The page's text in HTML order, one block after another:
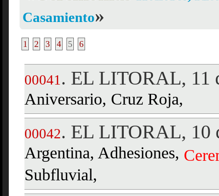
Casamiento»
1 2 3 4 5 6
00041 . EL LITORAL, 11
Aniversario, Cruz Roja,
00042. EL LITORAL, 10
Argentina, Adhesiones,
Subfluvial,